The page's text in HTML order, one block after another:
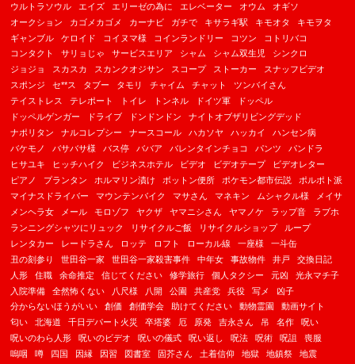
ウルトラソウル
エイズ エリーゼの為に エレベーター オウム
オギソ
オークション
カゴメカゴメ カーナビ ガチで キサラギ駅 キモオタ
キモヲタ
ギャンブル
ケロイド コイヌマ様 コインランドリー コツン
コトリバコ
コンタクト
サリョじゃ サービスエリア シャム シャム双生児
シンクロ
ジョジョ
スカスカ スカンクオジサン スコープ ストーカー
スナッフビデオ
スポンジ
セ**ス タブー タモリ チャイム チャット
ツンバイさん
テイストレス
テレポート トイレ トンネル ドイツ軍
ドッペル
ドッペルゲンガー
ドライブ ドンドンドン
ナイトオブザリビングデッド
ナポリタン
ナルコレプシー ナースコール ハカソヤ ハッカイ
ハンセン病
バケモノ
バサバサ様 バス停 ババア バレンタインチョコ パンツ
パンドラ
ヒサユキ
ヒッチハイク ビジネスホテル ビデオ ビデオテープ
ビデオレター
ピアノ
プランタン ホルマリン漬け ボットン便所 ポケモン都市伝説
ポルポト派
マイナスドライバー
マウンテンバイク マサさん マネキン ムシャクル様
メイサ
メンヘラ女
メール モロゾフ ヤクザ ヤマニシさん ヤマノケ ラップ音
ラブホ
ランニングシャツにリュック
リサイクルご飯 リサイクルショップ
ループ
レンタカー
レードラさん ロッテ ロフト ローカル線 一座様
一斗缶
丑の刻参り
世田谷一家 世田谷一家殺害事件 中年女 事故物件 井戸
交換日記
人形
住職 余命推定 信じてください 修学旅行 個人タクシー 元凶
光永マチ子
入院準備
全然怖くない 八尺様 八開 公園 共産党 兵役 写メ
凶子
分からないほうがいい
創価 創価学会 助けてください 動物霊園
動画サイト
匂い
北海道 千日デパート火災 卒塔婆 厄 原発 吉永さん 吊 名作
呪い
呪いのわら人形
呪いのビデオ 呪いの儀式 呪い返し 呪法 呪術 呪詛
喪服
嗚咽
噂 四国 因縁 因習 図書室 固芥さん 土着信仰 地獄 地鎮祭
地震